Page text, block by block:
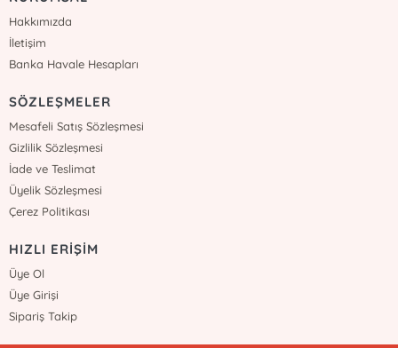
Hakkımızda
İletişim
Banka Havale Hesapları
SÖZLEŞMELER
Mesafeli Satış Sözleşmesi
Gizlilik Sözleşmesi
İade ve Teslimat
Üyelik Sözleşmesi
Çerez Politikası
HIZLI ERİŞİM
Üye Ol
Üye Girişi
Sipariş Takip